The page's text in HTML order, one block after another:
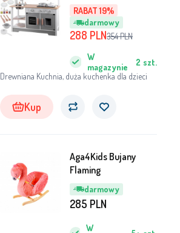
RABAT 19%
darmowy
kredens ZA4126
uniwersalny
Drewniana Kuchnia, duża kuchenka dla dzieci
W
magazynie
2 szt.
288 PLN354PLN
Kup
darmowy
Aga4Kids Bujany
Flaming
W
285 PLN